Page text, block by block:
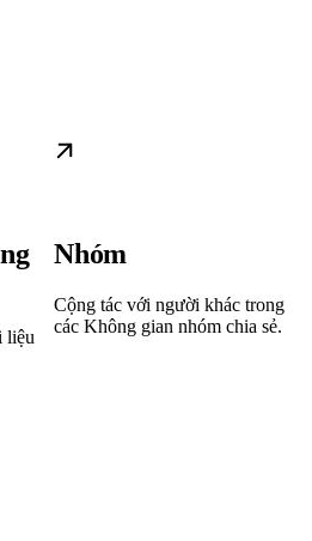
liệu
Nhóm
Cộng tác với người khác trong
các Không gian nhóm chia sẻ.